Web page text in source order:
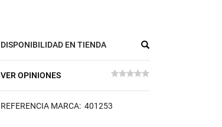
DISPONIBILIDAD EN TIENDA
VER OPINIONES
REFERENCIA MARCA: 401253